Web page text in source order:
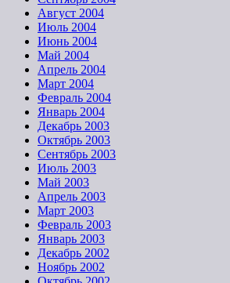
Август 2004
Июль 2004
Июнь 2004
Май 2004
Апрель 2004
Март 2004
Февраль 2004
Январь 2004
Декабрь 2003
Октябрь 2003
Сентябрь 2003
Июль 2003
Май 2003
Апрель 2003
Март 2003
Февраль 2003
Январь 2003
Декабрь 2002
Ноябрь 2002